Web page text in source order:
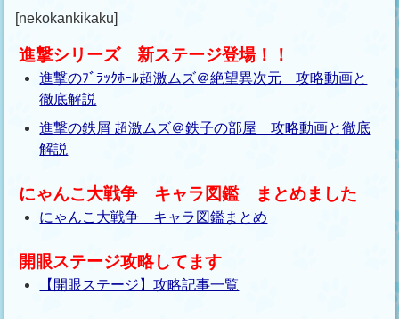
[nekokankikaku]
進撃シリーズ 新ステージ登場！！
進撃のﾌﾞﾗｯｸﾎｰﾙ超激ムズ＠絶望異次元 攻略動画と
徹底解説
進撃の鉄屑 超激ムズ＠鉄子の部屋 攻略動画と徹底
解説
にゃんこ大戦争 キャラ図鑑 まとめました
にゃんこ大戦争 キャラ図鑑まとめ
開眼ステージ攻略してます
【開眼ステージ】攻略記事一覧